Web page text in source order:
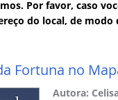
Por favor, caso
do local, de
Fortuna no
Autora: